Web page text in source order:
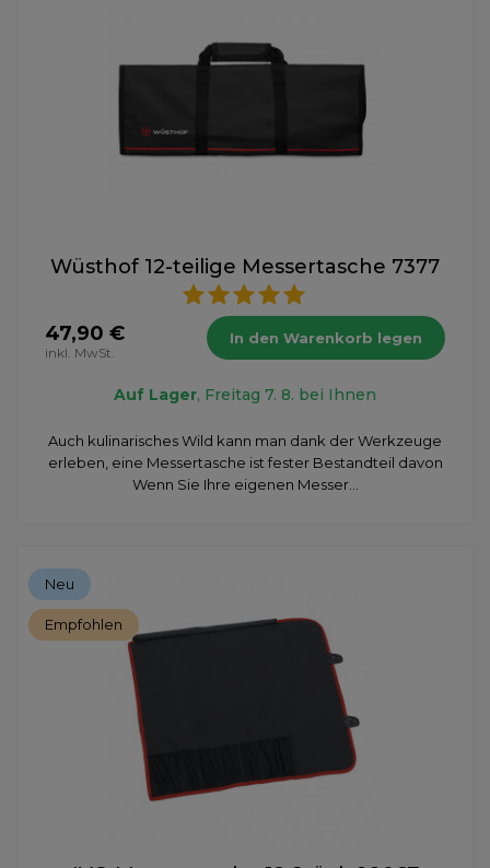
Wüsthof 12-teilige Messertasche 7377
47,90 €
inkl. MwSt.
In den Warenkorb legen
Auf Lager, Freitag 7. 8. bei Ihnen
Auch kulinarisches Wild kann man dank der Werkzeuge
erleben, eine Messertasche ist fester Bestandteil davon
Wenn Sie Ihre eigenen Messer...
Neu
Empfohlen